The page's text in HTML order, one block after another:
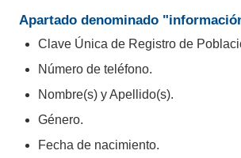
Nosotros
"Somos una plataforma
transformar la manera en
personas encuentran
Apartado denominado
Clave Única de Registro de
Número de teléfono.
Nombre(s) y Apellido(s).
Género.
Fecha de nacimiento.